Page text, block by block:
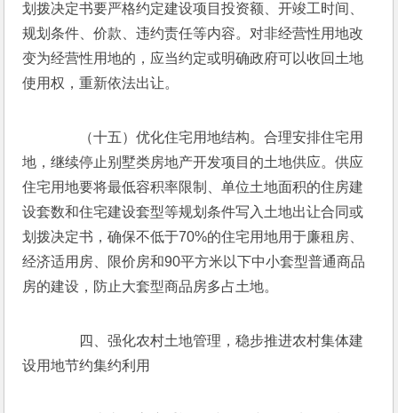
划拨决定书要严格约定建设项目投资额、开竣工时间、
规划条件、价款、违约责任等内容。对非经营性用地改
变为经营性用地的，应当约定或明确政府可以收回土地
使用权，重新依法出让。
（十五）优化住宅用地结构。合理安排住宅用
地，继续停止别墅类房地产开发项目的土地供应。供应
住宅用地要将最低容积率限制、单位土地面积的住房建
设套数和住宅建设套型等规划条件写入土地出让合同或
划拨决定书，确保不低于70%的住宅用地用于廉租房、
经济适用房、限价房和90平方米以下中小套型普通商品
房的建设，防止大套型商品房多占土地。
四、强化农村土地管理，稳步推进农村集体建
设用地节约集约利用